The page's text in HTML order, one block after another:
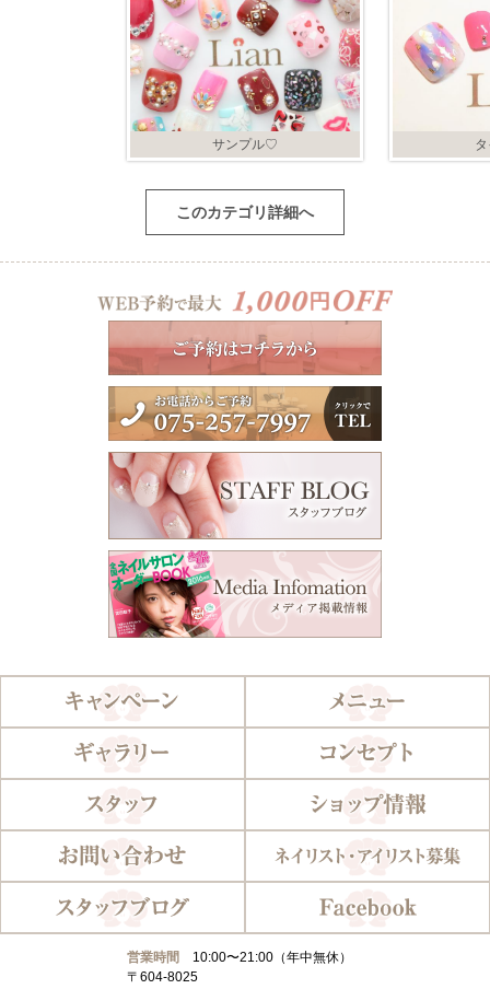
サンプル♡
このカテゴリ詳細へ
営業時間
10:00〜21:00（年中無休）
〒604-8025